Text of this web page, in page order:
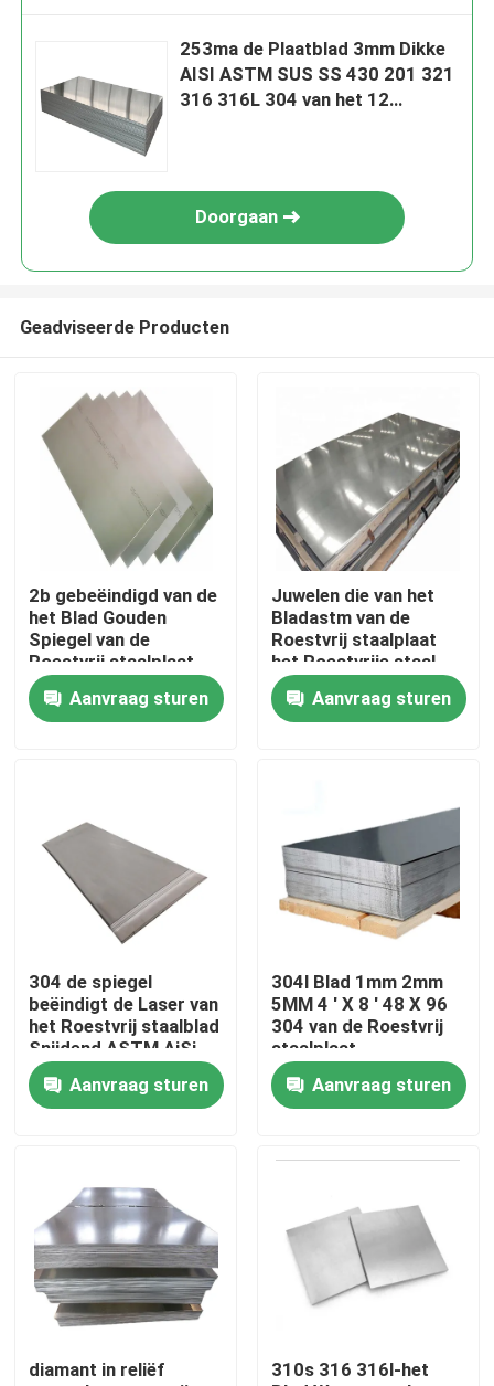
Contacten
roestvrij staal om buis
het blad van de roestvrij staalplaat
SS Vierkante Buis
Naadloze Roestvrij staalpijp
roestvrij staalstrook
253ma de Plaatblad 3mm Dikke
AISI ASTM SUS SS 430 201 321
316 316L 304 van het 12
Doorgaan
Geadviseerde Producten
2b gebeëindigd van de
het Blad Gouden
Spiegel van de
Roestvrij staalplaat
het Roestvrije
staalblad 304 Sus 304
Aanvraag sturen
Juwelen die van het
Bladastm van de
Roestvrij staalplaat
het Roestvrije staal
tot Blad 304 maken
Blad voor Ktv
Aanvraag sturen
304 de spiegel
beëindigt de Laser van
het Roestvrij staalblad
Snijdend ASTM AiSi
SUS 201 304L 316
410 430Aanvraag sturen
304l Blad 1mm 2mm
5MM 4 ' X 8 ' 48 X 96
304 van de Roestvrij
staalplaat
Aanvraag sturen
diamant in reliëf
310s 316 316l-het